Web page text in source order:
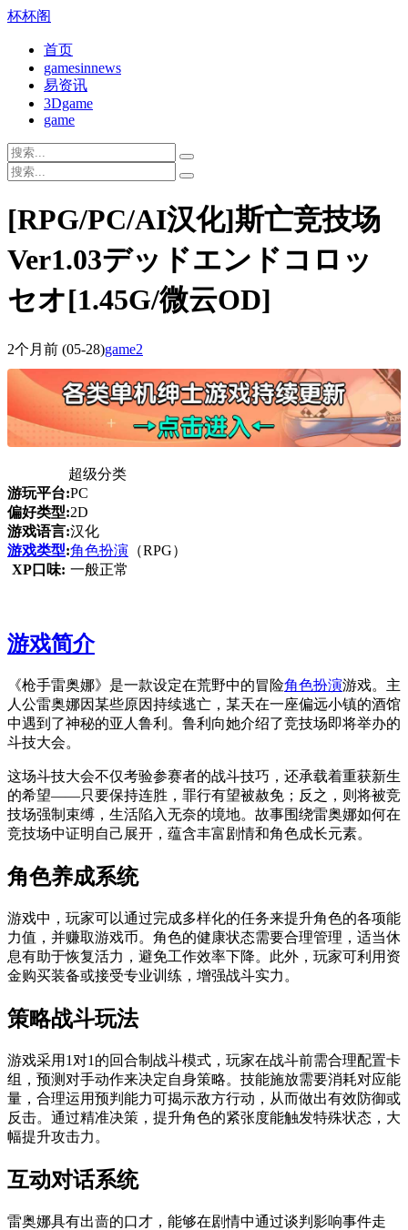
杯杯阁
首页
gamesinnews
易资讯
3Dgame
game
[RPG/PC/AI汉化]斯亡竞技场
Ver1.03デッドエンドコロッ
セオ[1.45G/微云OD]
2个月前 (05-28)game2
超级分类
游玩平台:PC
偏好类型:2D
游戏语言:汉化
游戏类型:角色扮演 （RPG）
XP口味: 一般正常
游戏简介
《枪手雷奥娜》是一款设定在荒野中的冒险角色扮演游戏。主
人公雷奥娜因某些原因持续逃亡，某天在一座偏远小镇的酒馆
中遇到了神秘的亚人鲁利。鲁利向她介绍了竞技场即将举办的
斗技大会。
这场斗技大会不仅考验参赛者的战斗技巧，还承载着重获新生
的希望——只要保持连胜，罪行有望被赦免；反之，则将被竞
技场强制束缚，生活陷入无奈的境地。故事围绕雷奥娜如何在
竞技场中证明自己展开，蕴含丰富剧情和角色成长元素。
角色养成系统
游戏中，玩家可以通过完成多样化的任务来提升角色的各项能
力值，并赚取游戏币。角色的健康状态需要合理管理，适当休
息有助于恢复活力，避免工作效率下降。此外，玩家可利用资
金购买装备或接受专业训练，增强战斗实力。
策略战斗玩法
游戏采用1对1的回合制战斗模式，玩家在战斗前需合理配置卡
组，预测对手动作来决定自身策略。技能施放需要消耗对应能
量，合理运用预判能力可揭示敌方行动，从而做出有效防御或
反击。通过精准决策，提升角色的紧张度能触发特殊状态，大
幅提升攻击力。
互动对话系统
雷奥娜具有出啬的口才，能够在剧情中通过谈判影响事件走